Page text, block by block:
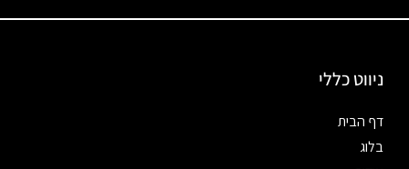
ניווט כללי
דף הבית
בלוג